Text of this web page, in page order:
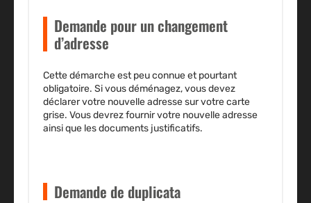
Demande pour un changement
d’adresse
Cette démarche est peu connue et pourtant
obligatoire. Si vous déménagez, vous devez
déclarer votre nouvelle adressesur votre carte
grise. Vous devrez fournir votre nouvelle adresse
ainsi que lesdocuments justificatifs.
Demande de duplicata